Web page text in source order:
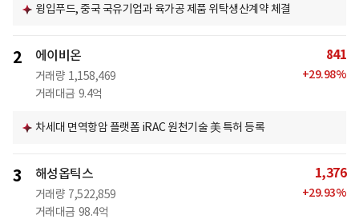
윙입푸드, 중국 국유기업과 육가공 제품 위탁생산계약 체결
2 에이비온
거래량 1,158,469
거래대금 9.4억
841
+29.98%
차세대 면역항암 플랫폼 iRAC 원천기술 美 특허 등록
3 해성옵틱스
거래량 7,522,859
거래대금 98.4억
1,376
+29.93%